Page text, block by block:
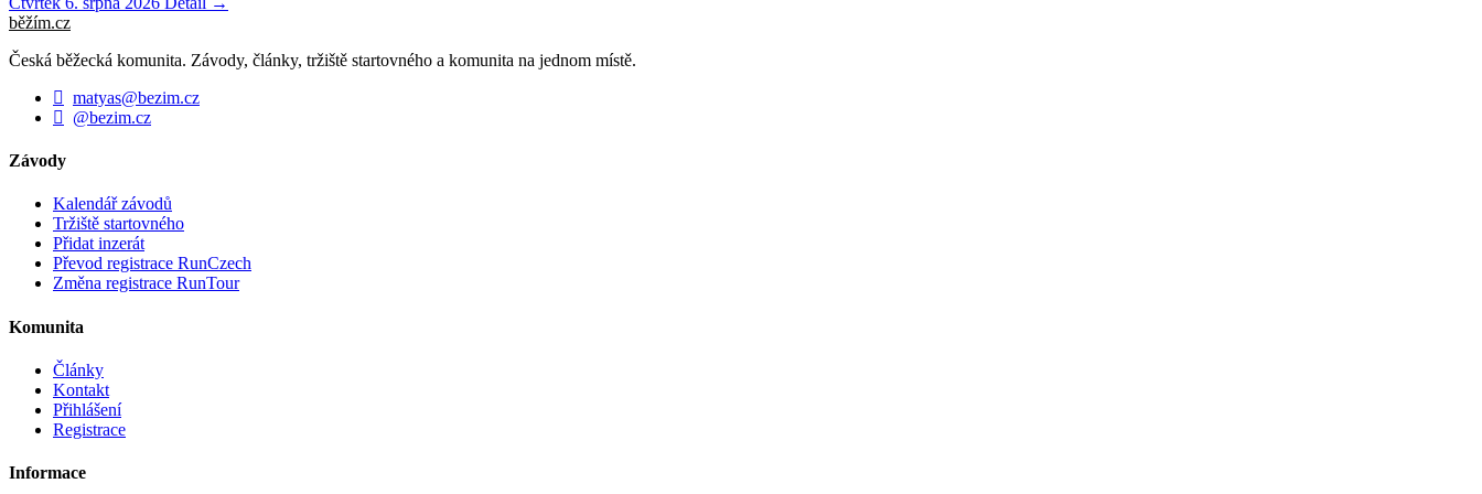
běžím.cz
Česká běžecká komunita. Závody, články, tržiště startovného a komunita na jednom místě.
matyas@bezim.cz
@bezim.cz
Závody
Kalendář závodů
Tržiště startovného
Přidat inzerát
Převod registrace RunCzech
Změna registrace RunTour
Komunita
Články
Kontakt
Přihlášení
Registrace
Informace